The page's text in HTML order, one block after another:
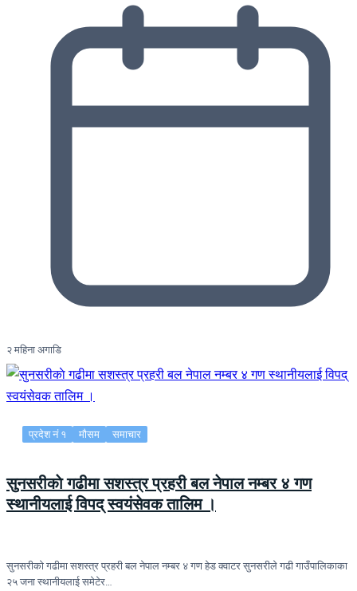
२ महिना अगाडि
प्रदेश नं १ मौसम समाचार
सुनसरीकाे गढीमा सशस्त्र प्रहरी बल नेपाल नम्बर ४ गण
स्थानीयलाई विपद् स्वयंसेवक तालिम ।
सुनसरीकाे गढीमा सशस्त्र प्रहरी बल नेपाल नम्बर ४ गण हेड क्वाटर सुनसरीले गढी गाउँपालिकाका
२५ जना स्थानीयलाई समेटेर…